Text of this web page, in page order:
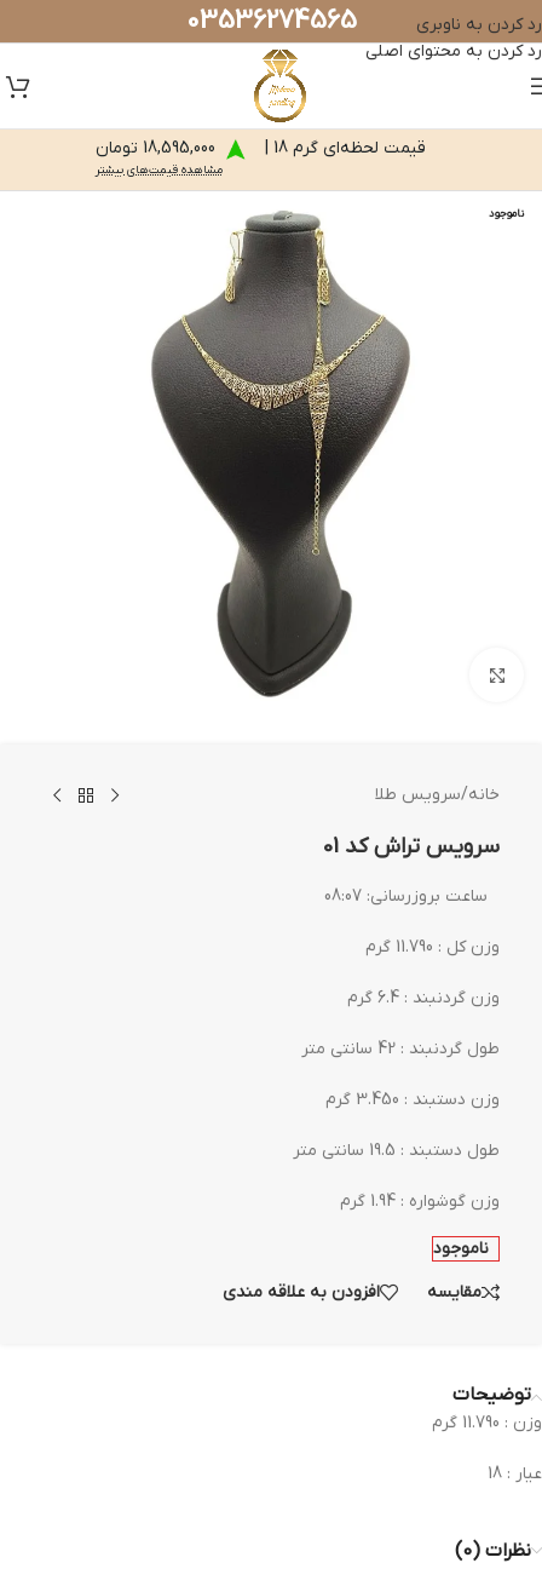
رد کردن به ناوبری
رد کردن به محتوای اصلی
03536274565
قیمت لحظه‌ای گرم 18 | 18,595,000 تومان
مشاهده قیمت‌های بیشتر
ناموجود
خانه/سرویس طلا
سرویس تراش کد 01
ساعت بروزرسانی: 08:07
وزن کل : 11.790 گرم
وزن گردنبند : 6.4 گرم
طول گردنبند : 42 سانتی متر
وزن دستبند : 3.450 گرم
طول دستبند : 19.5 سانتی متر
وزن گوشواره : 1.94 گرم
ناموجود
مقایسه
افزودن به علاقه مندی
توضیحات
وزن : 11.790 گرم
عیار : 18
نظرات (0)